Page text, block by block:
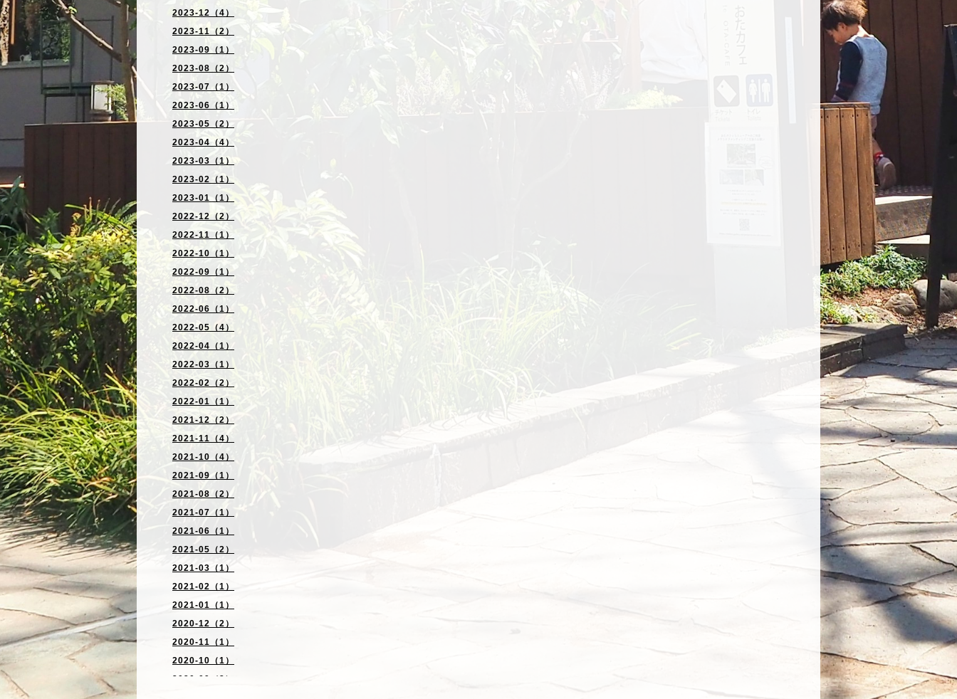
2023-12（4）
2023-11（2）
2023-09（1）
2023-08（2）
2023-07（1）
2023-06（1）
2023-05（2）
2023-04（4）
2023-03（1）
2023-02（1）
2023-01（1）
2022-12（2）
2022-11（1）
2022-10（1）
2022-09（1）
2022-08（2）
2022-06（1）
2022-05（4）
2022-04（1）
2022-03（1）
2022-02（2）
2022-01（1）
2021-12（2）
2021-11（4）
2021-10（4）
2021-09（1）
2021-08（2）
2021-07（1）
2021-06（1）
2021-05（2）
2021-03（1）
2021-02（1）
2021-01（1）
2020-12（2）
2020-11（1）
2020-10（1）
2020-09（2）